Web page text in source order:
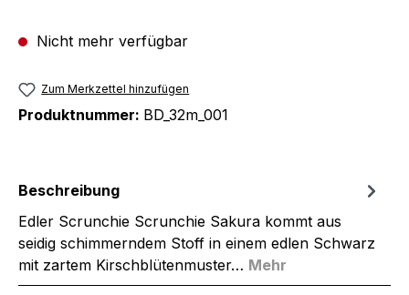
Nicht mehr verfügbar
Zum Merkzettel hinzufügen
Produktnummer: BD_32m_001
Beschreibung
Edler Scrunchie Scrunchie Sakura kommt aus
seidig schimmerndem Stoff in einem edlen Schwarz
mit zartem Kirschblütenmuster… Mehr